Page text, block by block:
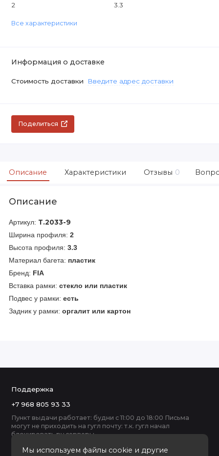
2 3.3
Все характеристики
Информация о доставке
Стоимость доставки Введите адрес доставки
Поделиться
Описание Характеристики Отзывы 0
Описание
Артикул: Т.2033-9
Ширина профиля: 2
Высота профиля: 3.3
Материал багета: пластик
Бренд: FIA
Вставка рамки: стекло или пластик
Подвес у рамки: есть
Задник у рамки: оргалит или картон
Мы используем файлы cookie и другие
Поддержка
+7 968 805 93 33
Пункт выдачи работает: будни с 11:00 до 18:00 Письма
могут не приходить на гугл почту: т.к. гугл начал
блокировать ру серверы